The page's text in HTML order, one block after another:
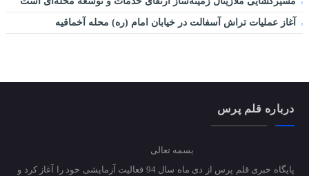
آغاز عملیات تراش آسفالت در خیابان امام (ره) محله آخماقیه
درباره قلم پرس
بسمه تعالی
پایگاه خبری قلم پرس از دی ماه سال 94 فعالیت آزمایشی خود را آغاز کرد و